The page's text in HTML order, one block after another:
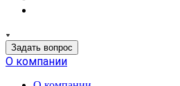
Задать вопрос
О компании